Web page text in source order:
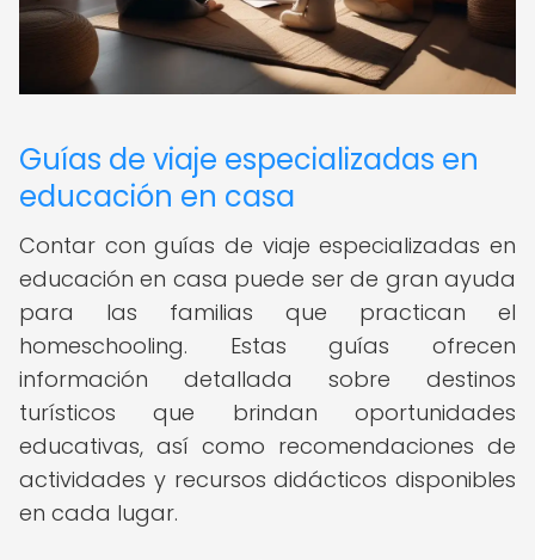
Guías de viaje especializadas en
educación en casa
Contar con guías de viaje especializadas en
educación en casa puede ser de gran ayuda
para las familias que practican el
homeschooling. Estas guías ofrecen
información detallada sobre destinos
turísticos que brindan oportunidades
educativas, así como recomendaciones de
actividades y recursos didácticos disponibles
en cada lugar.